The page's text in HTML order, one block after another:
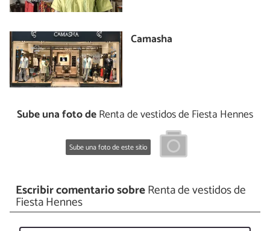
Camasha
Sube una foto deRenta de vestidos de Fiesta Hennes
Sube una foto de este sitio
Escribir comentario sobreRenta de vestidos de
Fiesta Hennes